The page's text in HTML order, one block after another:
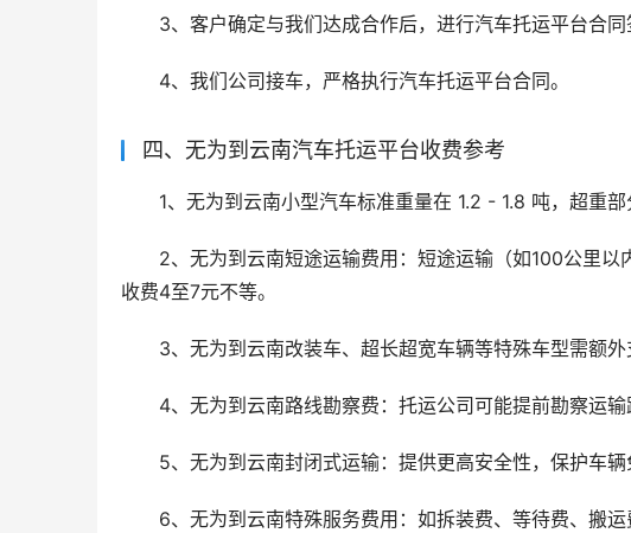
3、客户确定与我们达成合作后，进行汽车托运平台合同
4、我们公司接车，严格执行汽车托运平台合同。
四、无为到云南汽车托运平台收费参考
1、无为到云南小型汽车标准重量在 1.2 - 1.8 吨，超重
2、无为到云南短途运输费用：短途运输（如100公里
收费4至7元不等。
3、无为到云南改装车、超长超宽车辆等特殊车型需额
4、无为到云南路线勘察费：托运公司可能提前勘察运
5、无为到云南封闭式运输：提供更高安全性，保护车
6、无为到云南特殊服务费用：如拆装费、等待费、搬